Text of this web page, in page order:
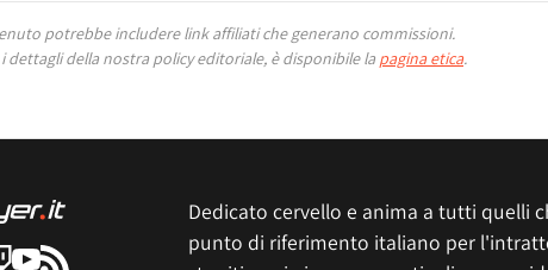
potrebbe includere link affiliati che generano commissioni.
dettagli della nostra policy editoriale, è disponibile la pagina etica.
Dedicato cervello e anima a tutti quelli
punto di riferimento italiano per